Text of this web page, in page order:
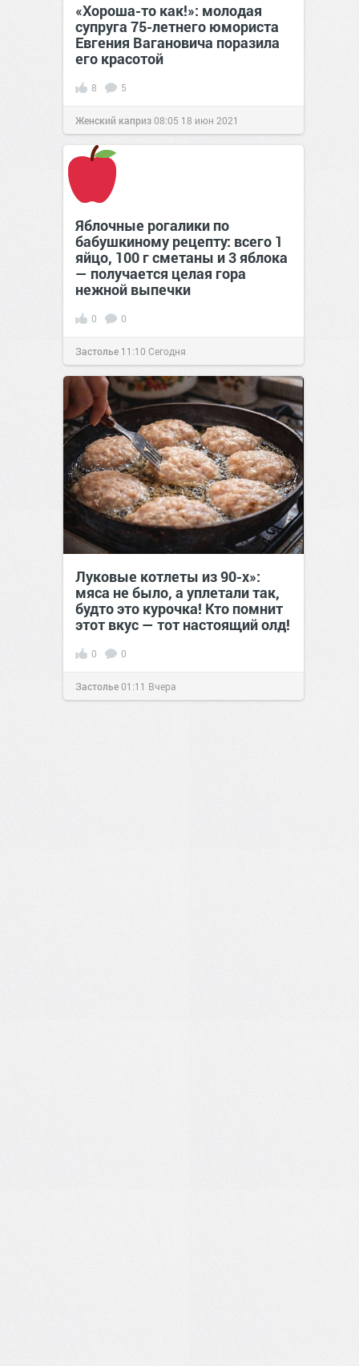
«Хороша-то как!»: молодая
супруга 75-летнего юмориста
Евгения Вагановича поразила
его красотой
8 5
Женский каприз08:05 18 июн 2021
Яблочные рогалики по
бабушкиному рецепту: всего 1
яйцо, 100 г сметаны и 3 яблока
— получается целая гора
нежной выпечки
0 0
Застолье 11:10 Сегодня
Луковые котлеты из 90-х»:
мяса не было, а уплетали так,
будто это курочка! Кто помнит
этот вкус — тот настоящий олд!
0 0
Застолье01:11 Вчера